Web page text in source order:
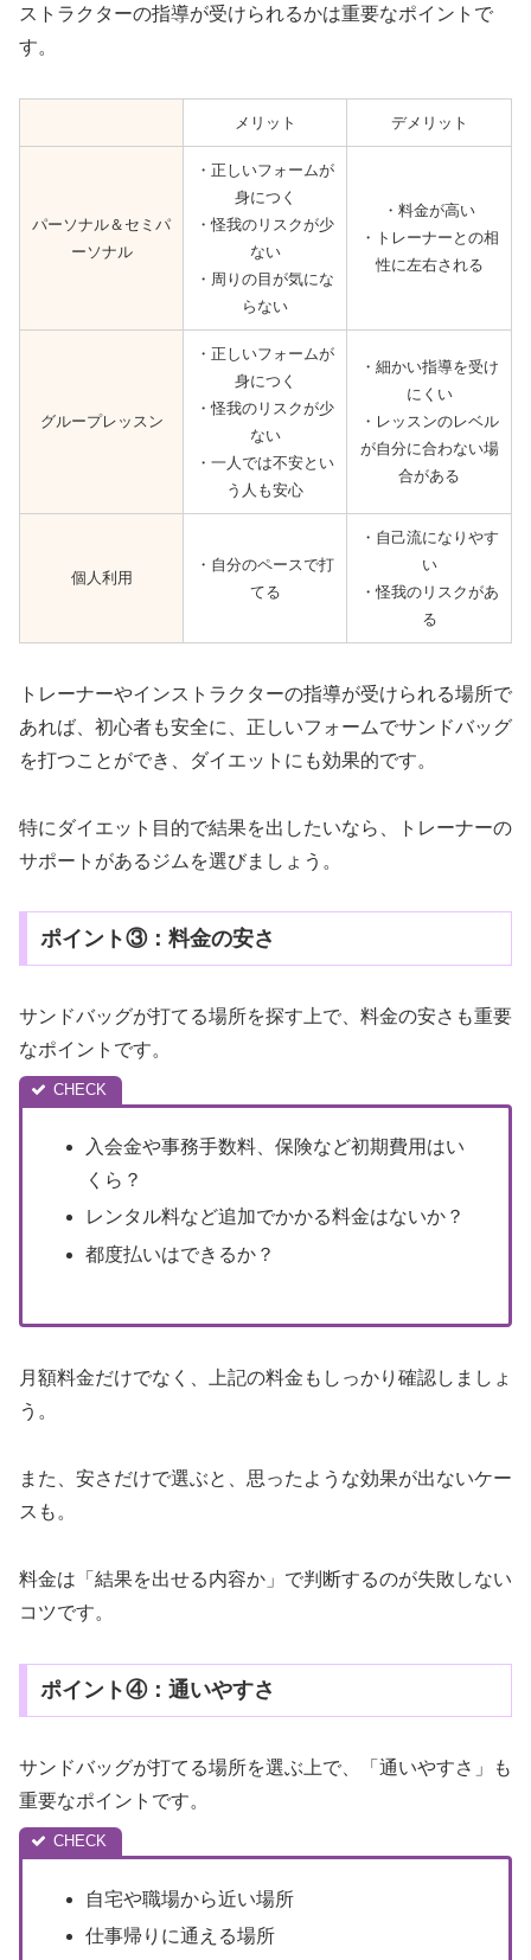
ストラクターの指導が受けられるかは重要なポイントで
す。
メリット デメリット
パーソナル＆セミパ
ーソナル
・正しいフォームが
身につく
・怪我のリスクが少
ない
・周りの目が気にな
らない
・料金が高い
・トレーナーとの相
性に左右される
グループレッスン
・正しいフォームが
身につく
・怪我のリスクが少
ない
・一人では不安とい
う人も安心
・細かい指導を受け
にくい
・レッスンのレベル
が自分に合わない場
合がある
個人利用
・自分のペースで打
てる
・自己流になりやす
い
・怪我のリスクがあ
る
トレーナーやインストラクターの指導が受けられる場所で
あれば、初心者も安全に、正しいフォームでサンドバッグ
を打つことができ、ダイエットにも効果的です。
特にダイエット目的で結果を出したいなら、トレーナーの
サポートがあるジムを選びましょう。
ポイント③：料金の安さ
サンドバッグが打てる場所を探す上で、料金の安さも重要
なポイントです。
入会金や事務手数料、保険など初期費用はい
くら？
レンタル料など追加でかかる料金はないか？
都度払いはできるか？
月額料金だけでなく、上記の料金もしっかり確認しましょ
う。
また、安さだけで選ぶと、思ったような効果が出ないケー
スも。
料金は「結果を出せる内容か」で判断するのが失敗しない
コツです。
ポイント④：通いやすさ
サンドバッグが打てる場所を選ぶ上で、「通いやすさ」も
重要なポイントです。
自宅や職場から近い場所
仕事帰りに通える場所